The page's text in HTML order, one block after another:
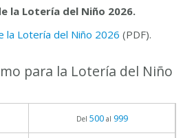
la Lotería del Niño 2026.
la Lotería del Niño 2026 (PDF).
para la Lotería del Niño
Del 500al 999